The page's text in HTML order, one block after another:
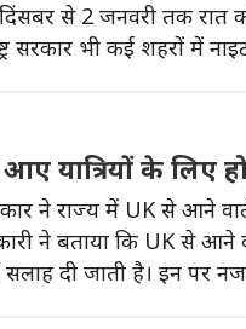
से 2 जनवरी तक रात
सरकार भी कई शहरों में
यात्रियों के लिए
ने राज्य में UK से आने वाले
ने बताया कि UK से आने
सलाह दी जाती है। इन पर